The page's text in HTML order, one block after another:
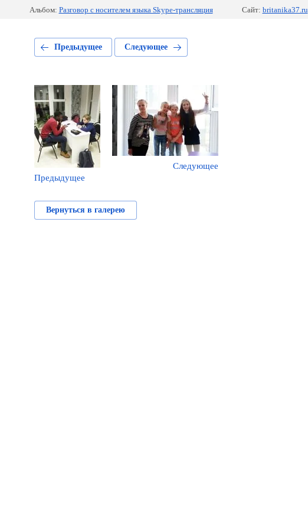
Альбом: Разговор с носителем языка Skype-трансляция Сайт: britanika37.ru
Предыдущее Следующее
Предыдущее
Следующее
Вернуться в галерею